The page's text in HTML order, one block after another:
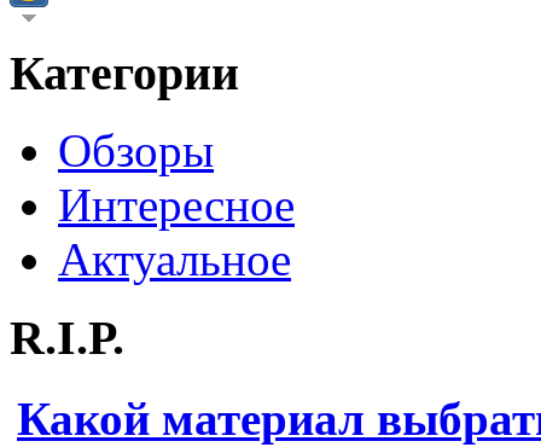
Категории
Обзоры
Интересное
Актуальное
R.I.P.
Какой материал